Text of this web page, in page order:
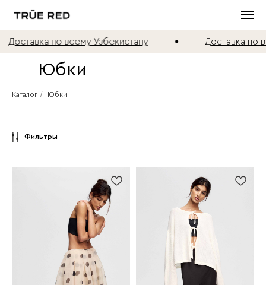
по всему Узбекистану Доставка по
Юбки
Каталог / Юбки
Фильтры